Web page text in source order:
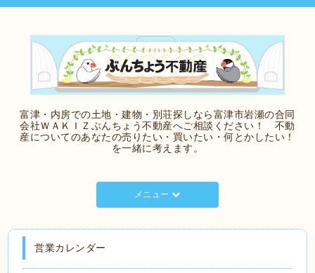
富津・内房での土地・建物・別荘探しなら富津市岩瀬の合同
会社ＷＡＫＩＺぶんちょう不動産へご相談ください！ 不動
産についてのあなたの売りたい・買いたい・何とかしたい！
を一緒に考えます。
メニュー
営業カレンダー